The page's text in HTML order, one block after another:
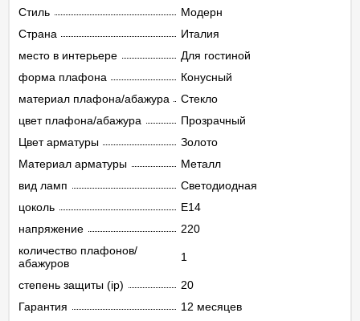
Стиль
Модерн
Страна
Италия
место в интерьере
Для гостиной
форма плафона
Конусный
материал плафона/абажура
Стекло
цвет плафона/абажура
Прозрачный
Цвет арматуры
Золото
Материал арматуры
Металл
вид ламп
Светодиодная
цоколь
E14
напряжение
220
количество плафонов/
абажуров
1
степень защиты (ip)
20
Гарантия
12 месяцев